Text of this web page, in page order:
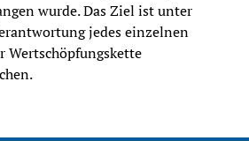
wurde. Das Ziel ist unter
jedes einzelnen
Wertschöpfungskette